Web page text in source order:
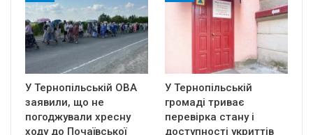
У Тернопільській ОВА
заявили, що не
погоджували хресну
ходу до Почаївської
У Тернопільській
громаді триває
перевірка стану і
доступності укриттів